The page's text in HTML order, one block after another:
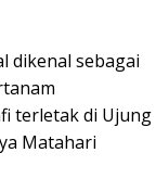
dikenal sebagai
terletak di Ujung
Matahari